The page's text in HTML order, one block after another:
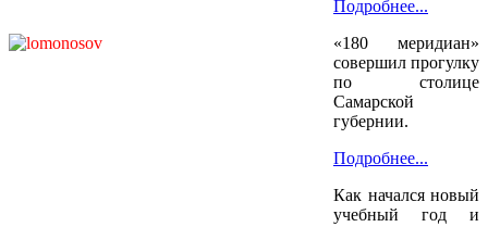
Подробнее...
«180 меридиан»
совершил прогулку
по столице
Самарской
губернии.
Подробнее...
Как начался новый
учебный год и